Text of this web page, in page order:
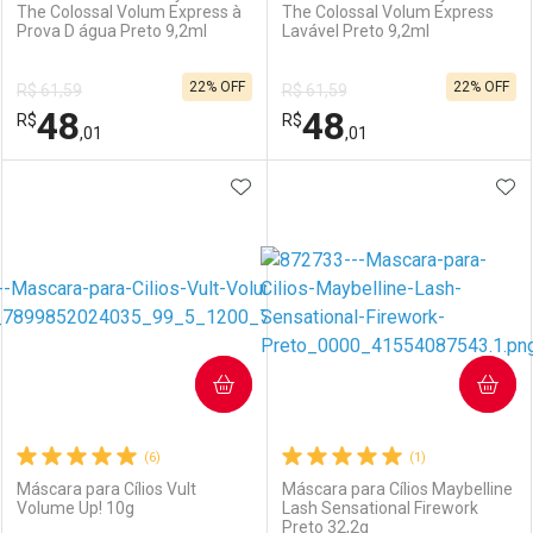
The Colossal Volum Express à
Prova D água Preto 9,2ml
R$ 61,59
R$48,01
22% OFF
The Colossal Volum Express
Lavável Preto 9,2ml
R$ 61,59
R$48,01
22% OFF
Laboratório
Por Menos
(6)
Máscara para Cílios Vult
Volume Up! 10g
ADICIONAR AOS FAVORITOS
COMPRAR
(1)
Máscara para Cílios Maybelline
Lash Sensational Firework
Preto 32,2g
COMPRAR